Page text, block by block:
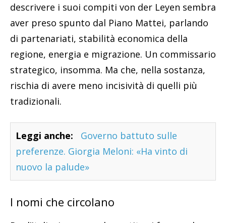
descrivere i suoi compiti von der Leyen sembra
aver preso spunto dal Piano Mattei, parlando
di partenariati, stabilità economica della
regione, energia e migrazione. Un commissario
strategico, insomma. Ma che, nella sostanza,
rischia di avere meno incisività di quelli più
tradizionali.
Leggi anche:
Governo battuto sulle
preferenze. Giorgia Meloni: «Ha vinto di
nuovo la palude»
I nomi che circolano